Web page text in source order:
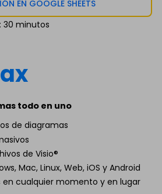
EN GOOGLE SHEETS
30 minutos
todo en uno
de diagramas
de Visio®
Mac, Linux, Web, iOS y Android
cualquier momento y en lugar